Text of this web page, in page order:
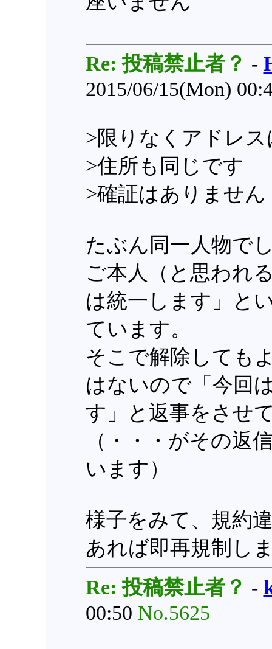
Re: 投稿禁止者？ -
2015/06/15(Mon)
>限りなくアドレ
>住所も同じです
>確証はありません
たぶん同一人物で
ご本人（と思われ
は統一します」と
ています。
そこで解除しても
はないので「今回
す」と返事をさせ
（・・・がその返
います）
様子をみて、規約
あれば即再規制し
Re: 投稿禁止者？ -
00:50 No.5625